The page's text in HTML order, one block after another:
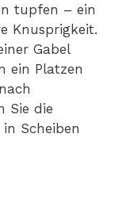
tupfen – ein
Knusprigkeit.
Gabel
ein Platzen
Sie die
Scheiben